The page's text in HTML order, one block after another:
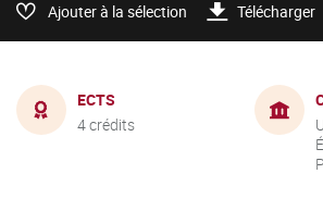
Ajouter à la sélection Télécharger
ECTS
4 crédits